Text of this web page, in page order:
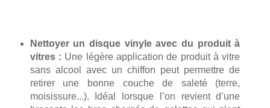
Nettoyer un disque vinyle avec du produit à
vitres : Une légère application de produit à vitre
sans alcool avec un chiffon peut permettre de
retirer une bonne couche de saleté (terre,
moisissure...). Idéal lorsque l’on revient d’une